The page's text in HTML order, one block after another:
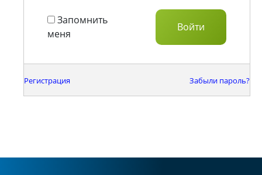
Запомнить
меня
Регистрация Забыли пароль?